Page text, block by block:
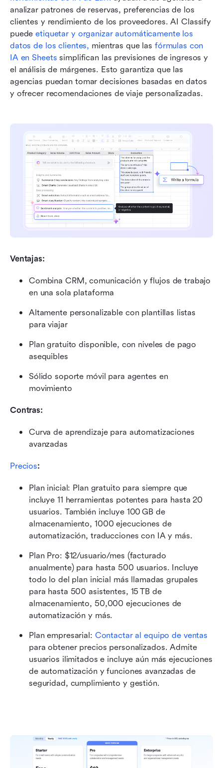
analizar patrones de reservas, preferencias de los
clientes y rendimiento de los proveedores. AI Classify
puede etiquetar y organizar automáticamente los
datos de los clientes, mientras que las fórmulas con
IA en Sheets simplifican las previsiones de ingresos y
el análisis de márgenes. Esto garantiza que las
agencias puedan tomar decisiones basadas en datos
y ofrecer recomendaciones de viaje personalizadas.
Ventajas:
Combina CRM, comunicación y flujos de trabajo
en una sola plataforma
Altamente personalizable con plantillas listas
para viajar
Plan gratuito disponible, con niveles de pago
asequibles
Sólido soporte móvil para agentes en
movimiento
Contras:
Curva de aprendizaje para automatizaciones
avanzadas
Precios:
Plan inicial: Plan gratuito para siempre que
incluye 11 herramientas potentes para hasta 20
usuarios. También incluye 100 GB de
almacenamiento, 1000 ejecuciones de
automatización, traducciones con IA y más.
Plan Pro: $12/usuario/mes (facturado
anualmente) para hasta 500 usuarios. Incluye
todo lo del plan inicial más llamadas grupales
para hasta 500 asistentes, 15 TB de
almacenamiento, 50,000 ejecuciones de
automatización y más.
Plan empresarial: Contactar al equipo de ventas
para obtener precios personalizados. Admite
usuarios ilimitados e incluye aún más ejecuciones
de automatización y funciones avanzadas de
seguridad, cumplimiento y gestión.